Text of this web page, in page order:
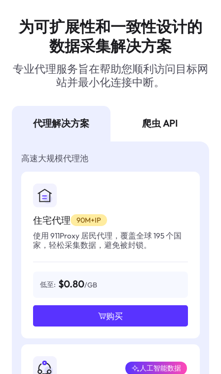
为可扩展性和一致性设计的
数据采集解决方案
专业代理服务旨在帮助您顺利访问目标网
站并最小化连接中断。
代理解决方案 爬虫 API
高速大规模代理池
住宅代理 90M+IP
使用 911Proxy 居民代理，覆盖全球 195 个国
家，轻松采集数据，避免被封锁。
低至: $0.80/GB
购买
人工智能数据